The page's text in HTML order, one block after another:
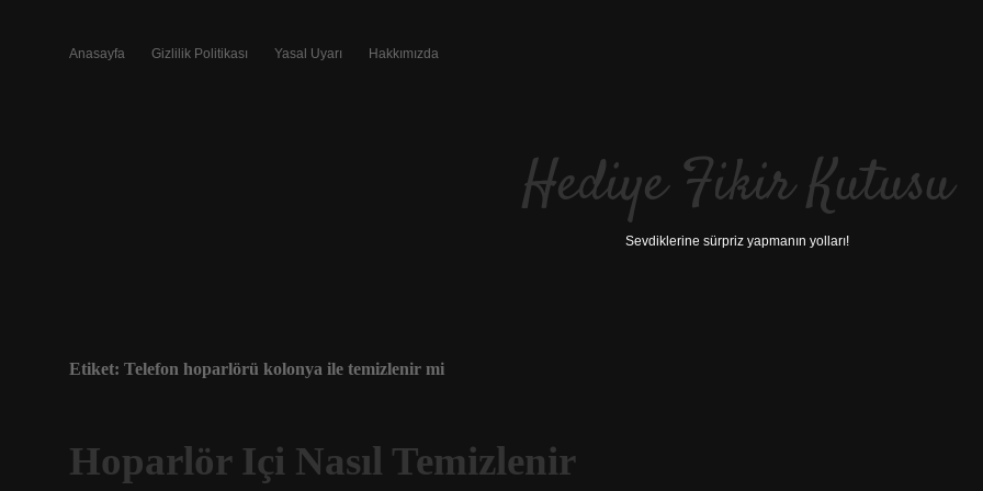
Anasayfa Gizlilik Politikası Yasal Uyarı Hakkımızda
Hediye Fikir Kutusu
Sevdiklerine sürpriz yapmanın yolları!
Etiket: Telefon hoparlörü kolonya ile temizlenir mi
Hoparlör Içi Nasıl Temizlenir